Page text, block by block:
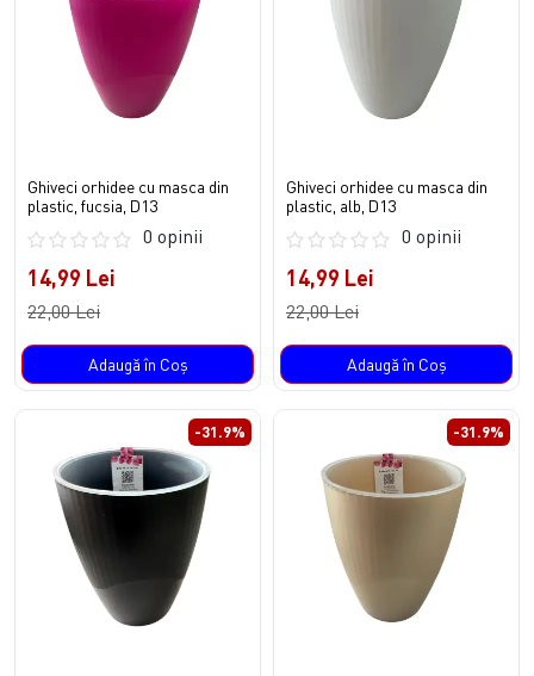
Ghiveci orhidee cu masca din
plastic, fucsia, D13
0 opinii
14,99 Lei
22,00 Lei
Adaugă în Coş
Ghiveci orhidee cu masca din
plastic, alb, D13
0 opinii
14,99 Lei
22,00 Lei
Adaugă în Coş
-31.9% -31.9%